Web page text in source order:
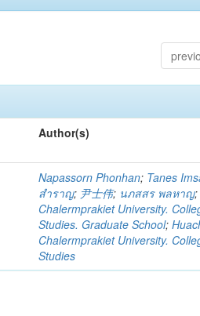
Author(s)
Napassorn Phonhan; Tanes
สำราญ; 尹士伟; นภสสร พลหาญ
Chalermprakiet University.
Studies. Graduate School;
Chalermprakiet University.
Studies